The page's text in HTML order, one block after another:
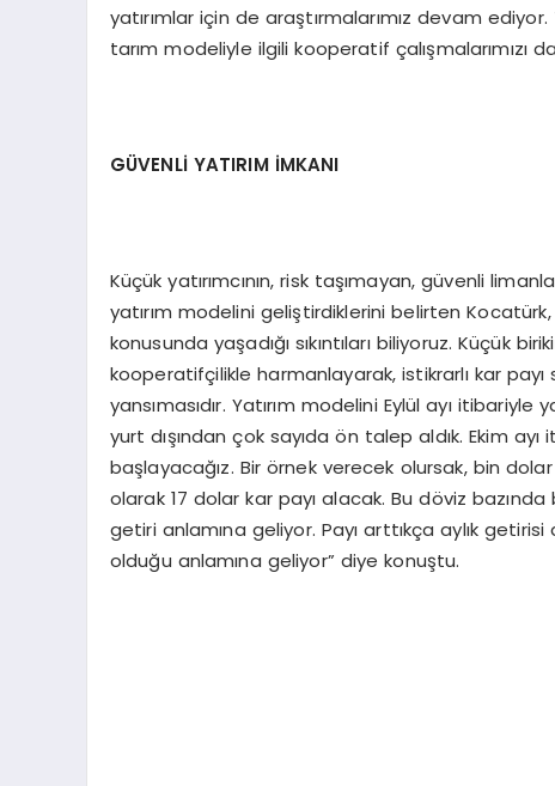
yatırımlar için de araştırmalarımız devam
tarım modeliyle ilgili kooperatif çalışmalarımızı
GÜVENLİ YATIRIM İMKANI
Küçük yatırımcının, risk taşımayan, güvenli
yatırım modelini geliştirdiklerini belirten
konusunda yaşadığı sıkıntıları biliyoruz. Küçük
kooperatifçilikle harmanlayarak, istikrarlı kar
yansımasıdır. Yatırım modelini Eylül ayı
yurt dışından çok sayıda ön talep aldık. Ekim
başlayacağız. Bir örnek verecek olursak, bin
olarak 17 dolar kar payı alacak. Bu döviz bazında
getiri anlamına geliyor. Payı arttıkça aylık
olduğu anlamına geliyor” diye konuştu.